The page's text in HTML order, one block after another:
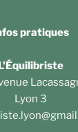
pratiques
Lyon 3